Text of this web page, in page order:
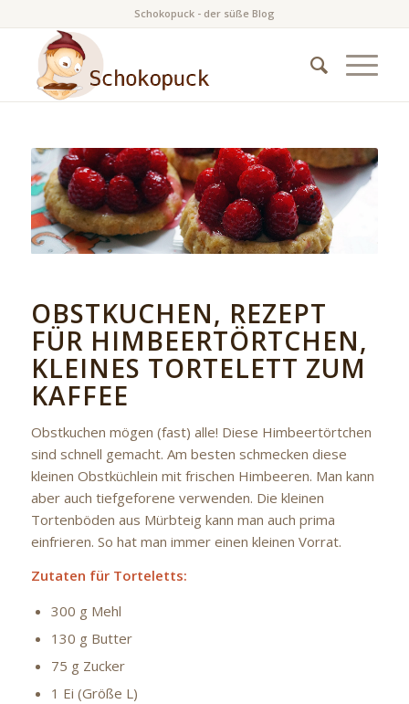
Schokopuck - der süße Blog
OBSTKUCHEN, REZEPT
FÜR HIMBEERTÖRTCHEN,
KLEINES TORTELETT ZUM
KAFFEE
Obstkuchen mögen (fast) alle! Diese Himbeertörtchen
sind schnell gemacht. Am besten schmecken diese
kleinen Obstküchlein mit frischen Himbeeren. Man kann
aber auch tiefgeforene verwenden. Die kleinen
Tortenböden aus Mürbteig kann man auch prima
einfrieren. So hat man immer einen kleinen Vorrat.
Zutaten für Torteletts:
300 g Mehl
130 g Butter
75 g Zucker
1 Ei (Größe L)